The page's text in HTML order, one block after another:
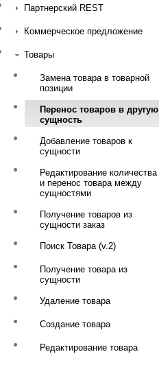
Партнерский REST
Коммерческое предложение
Товары
Замена товара в товарной
позиции
Перенос товаров в другую
сущность
Добавление товаров к
сущности
Редактирование количества
и перенос товара между
сущностями
Получение товаров из
сущности заказ
Поиск Товара (v.2)
Получение товара из
сущности
Удаление товара
Создание товара
Редактирование товара